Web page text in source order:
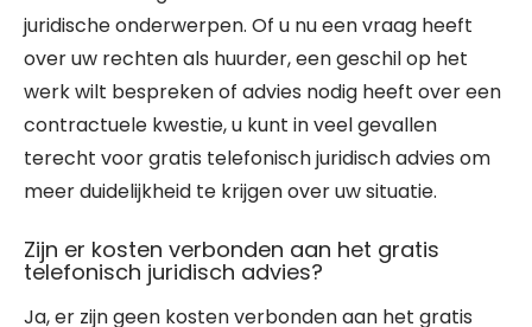
juridische onderwerpen. Of u nu een vraag heeft
over uw rechten als huurder, een geschil op het
werk wilt bespreken of advies nodig heeft over een
contractuele kwestie, u kunt in veel gevallen
terecht voor gratis telefonisch juridisch advies om
meer duidelijkheid te krijgen over uw situatie.
Zijn er kosten verbonden aan het gratis
telefonisch juridisch advies?
Ja, er zijn geen kosten verbonden aan het gratis